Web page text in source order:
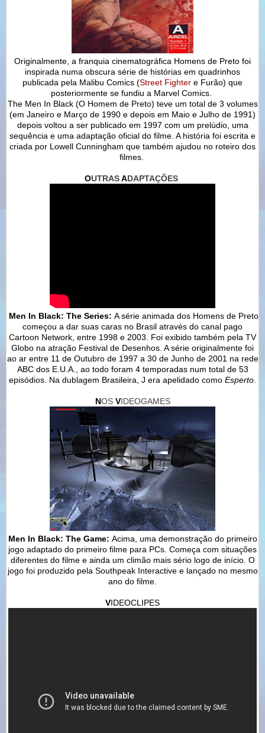
Originalmente, a franquia cinematográfica Homens de Preto foi
inspirada numa obscura série de histórias em quadrinhos
publicada pela Malibu Comics (Street Fighter e Furão) que
posteriormente se fundiu a Marvel Comics.
The Men In Black (O Homem de Preto) teve um total de 3 volumes
(em Janeiro e Março de 1990 e depois em Maio e Julho de 1991)
depois voltou a ser publicado em 1997 com um prelúdio, uma
sequência e uma adaptação oficial do filme. A história foi escrita e
criada por Lowell Cunningham que também ajudou no roteiro dos
filmes.
OUTRASADAPTAÇÕES
Men In Black: The Series: A série animada dos Homens de Preto
começou a dar suas caras no Brasil através do canal pago
Cartoon Network, entre 1998 e 2003. Foi exibido também pela TV
Globo na atração Festival de Desenhos. A série originalmente foi
ao ar entre 11 de Outubro de 1997 a 30 de Junho de 2001 na rede
ABC dos E.U.A., ao todo foram 4 temporadas num total de 53
episódios. Na dublagem Brasileira, J era apelidado como Esperto
NOS VIDEOGAMES
Men In Black: The Game: Acima, uma demonstração do primeiro
jogo adaptado do primeiro filme para PCs. Começa com situações
diferentes do filme e ainda um climão mais sério logo de início. O
jogo foi produzido pela Southpeak Interactive e lançado no mesmo
ano do filme.
VIDEOCLIPES